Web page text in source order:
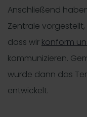
Anschließend
Zentrale
dass wir konform
kommunizieren.
wurde dann das
entwickelt.